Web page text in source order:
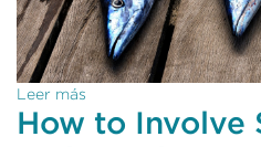
Leer más
How to Involve